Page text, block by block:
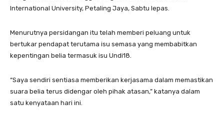
International University, Petaling Jaya, Sabtu lepas.
Menurutnya persidangan itu telah memberi peluang untuk
bertukar pendapat terutama isu semasa yang membabitkan
kepentingan belia termasuk isu Undi18.
“Saya sendiri sentiasa memberikan kerjasama dalam memastikan
suara belia terus didengar oleh pihak atasan,” katanya dalam
satu kenyataan hari ini.